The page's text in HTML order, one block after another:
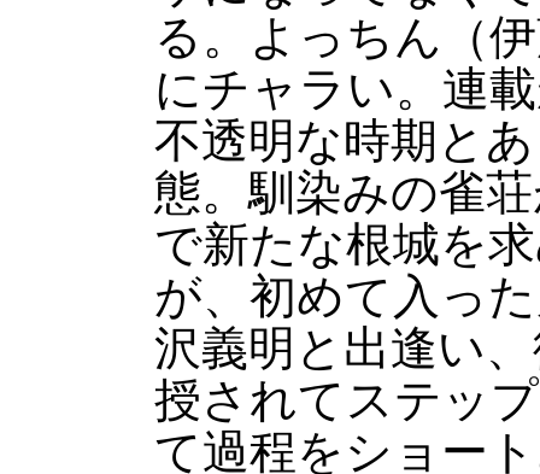
る。よっちん（
にチャラい。連
不透明な時期と
態。馴染みの雀
で新たな根城を
が、初めて入っ
沢義明と出逢い
授されてステッ
て過程をショー